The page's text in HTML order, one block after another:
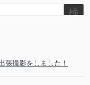
検
張撮影をしました！